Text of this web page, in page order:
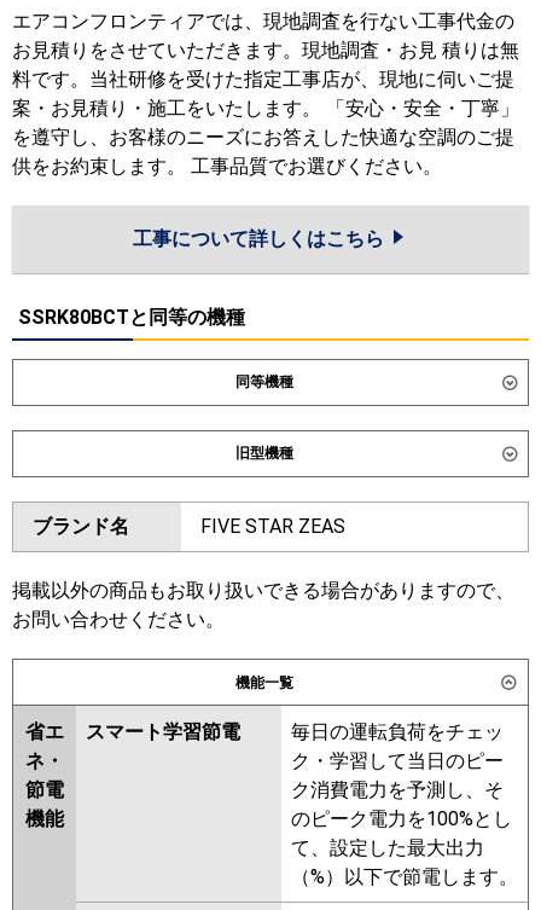
エアコンフロンティアでは、現地調査を行ない工事代金の
お見積りをさせていただきます。現地調査・お見 積りは無
料です。当社研修を受けた指定工事店が、現地に伺いご提
案・お見積り・施工をいたします。 「安心・安全・丁寧」
を遵守し、お客様のニーズにお答えした快適な空調のご提
供をお約束します。 工事品質でお選びください。
工事について詳しくはこちら
SSRK80BCTと同等の機種
同等機種
ダイキン SSRK80DNT SSRK80DT
東芝 GSXA08013XU GSXA08013MUB
三菱電機 PMZ-DHRMP80FF6
DHRMP80F6 PMZ-ZRMP80FF6
PMZ-ZRMP80F6
日立 RCIS-GP80RGH8
FDTSZ806H6S
パナソニック PA-P80D7GNC PA-P80D7GC
旧型機種
ダイキン SSRK80CT SSRK80CNT
SSRK80BYT SSRK80BYNT
SSRK80BJNT SSRK80BJT
SSRK80BFT SSRK80BFNT
SSRK80BCNT
東芝 RSXA08033MUB RSXA08033XU
RSXA08033MU
RSXA08033X
三菱電機 PMZ-DHRMP80FF5
PMZ-
DHRMP80F5 PMZ-ZRMP80FF5
PMZ-ZRMP80F5
PMZ-
DHRMP80F4 PMZ-DHRMP80FF4
PMZ-ZRMP80F4 PMZ-
ブランド名 FIVE STAR ZEAS
掲載以外の商品もお取り扱いできる場合がありますので、
お問い合わせください。
機能一覧
省エ
ネ・
節電
機能
スマート学習節電
毎日の運転負荷をチェッ
ク・学習して当日のピー
ク消費電力を予測し、そ
のピーク電力を100%とし
て、設定した最大出力
（%）以下で節電します。